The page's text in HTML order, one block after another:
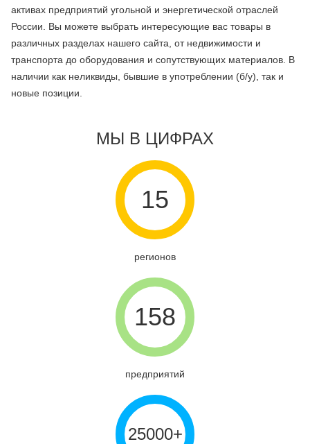
активах предприятий угольной и энергетической отраслей
России. Вы можете выбрать интересующие вас товары в
различных разделах нашего сайта, от недвижимости и
транспорта до оборудования и сопутствующих материалов. В
наличии как неликвиды, бывшие в употреблении (б/у), так и
новые позиции.
МЫ В ЦИФРАХ
15
регионов
158
предприятий
25000+